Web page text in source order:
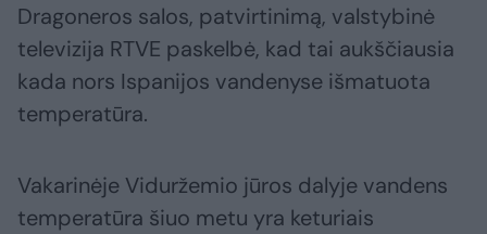
Dragoneros salos, patvirtinimą, valstybinė
televizija RTVE paskelbė, kad tai aukščiausia
kada nors Ispanijos vandenyse išmatuota
temperatūra.
Vakarinėje Viduržemio jūros dalyje vandens
temperatūra šiuo metu yra keturiais